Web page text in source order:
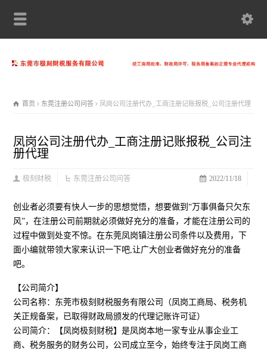
首页 东莞注册公司问答 凤岗公司注册代办_工商注册记账报税_公司注册代理
凤岗公司注册代办_工商注册记账报税_公司注
册代理
2022/11/18
极刻财税 东莞注册公司问答
创业者必须要有快人一步的思想觉悟，想要做到“万事俱备只欠东
风”，在注册公司前期就必须做好充分的准备，才能在注册公司的
过程中做到处变不惊。在东莞凤岗镇注册公司条件以及费用，下
面小编就带领大家来认识一下吧,让广大创业者做好充分的准备
吧。
【公司简介】
公司名称：东莞市极刻财税服务有限公司（凤岗工商局、税务机
关正规备案，已取得财政局颁发的代理记账许可证）
公司简介：【凤岗极刻财税】是凤岗本地一家专业从事企业工
商、税务服务的财务公司，公司成立至今，始终专注于凤岗工商